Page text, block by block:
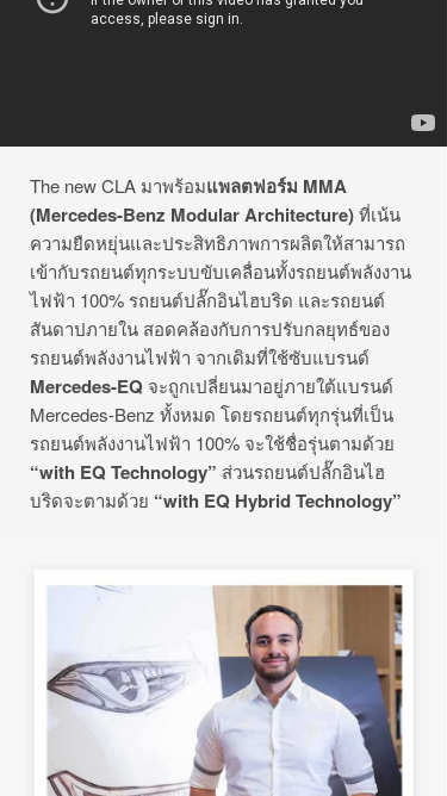
The new CLA มาพร้อมแพลตฟอร์ม MMA
(Mercedes-Benz Modular Architecture)ที่เน้น
ความยืดหยุ่นและประสิทธิภาพการผลิตให้สามารถ
เข้ากับรถยนต์ทุกระบบขับเคลื่อนทั้งรถยนต์พลังงาน
ไฟฟ้า 100% รถยนต์ปลั๊กอินไฮบริด และรถยนต์
สันดาปภายใน สอดคล้องกับการปรับกลยุทธ์ของ
รถยนต์พลังงานไฟฟ้า จากเดิมที่ใช้ซับแบรนด์
Mercedes-EQ จะถูกเปลี่ยนมาอยู่ภายใต้แบรนด์
Mercedes-Benz ทั้งหมด โดยรถยนต์ทุกรุ่นที่เป็น
รถยนต์พลังงานไฟฟ้า 100% จะใช้ชื่อรุ่นตามด้วย
“with EQ Technology” ส่วนรถยนต์ปลั๊กอินไฮ
บริดจะตามด้วย “with EQ Hybrid Technology”